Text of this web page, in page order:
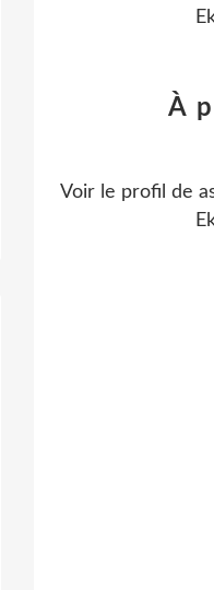
À
Voir le profil de